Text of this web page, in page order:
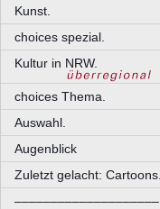
Kunst.
choices spezial.
Kultur in NRW.
choices Thema.
Auswahl.
Augenblick
Zuletzt gelacht: Cartoons.
––––––––––––––––––––